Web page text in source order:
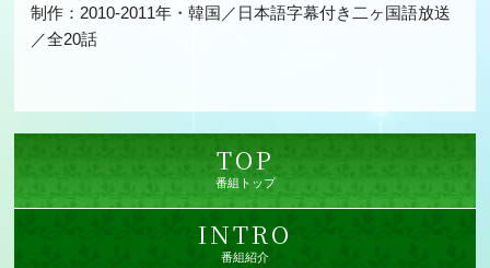
制作：2010-2011年・韓国／日本語字幕付き二ヶ国語放送
／全20話
TOP
番組トップ
INTRO
番組紹介